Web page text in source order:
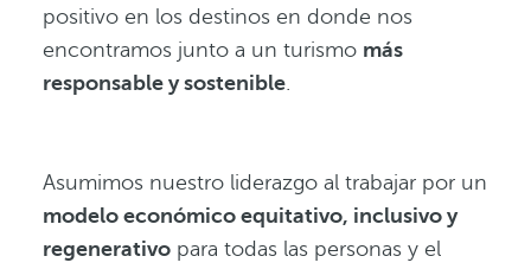
positivo en los destinos en donde nos
encontramos junto a un turismo más
responsable y sostenible.
Asumimos nuestro liderazgo al trabajar por un
modelo económico equitativo, inclusivo y
regenerativo para todas las personas y el